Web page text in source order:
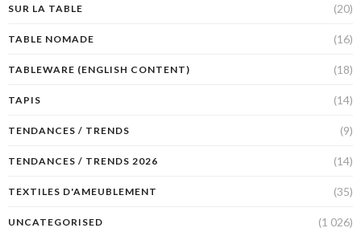
SUR LA TABLE (20)
TABLE NOMADE (16)
TABLEWARE (ENGLISH CONTENT) (18)
TAPIS (14)
TENDANCES / TRENDS (9)
TENDANCES / TRENDS 2026 (14)
TEXTILES D'AMEUBLEMENT (35)
UNCATEGORISED (1 026)